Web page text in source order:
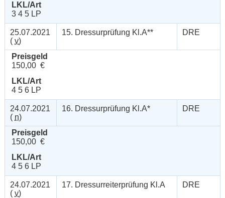
LKL/Art
3 4 5 LP
25.07.2021
( v)
15. Dressurprüfung Kl.A** DRE
Preisgeld
150,00 €
LKL/Art
4 5 6 LP
24.07.2021
( n)
16. Dressurprüfung Kl.A* DRE
Preisgeld
150,00 €
LKL/Art
4 5 6 LP
24.07.2021
( v)
17. Dressurreiterprüfung Kl.A DRE